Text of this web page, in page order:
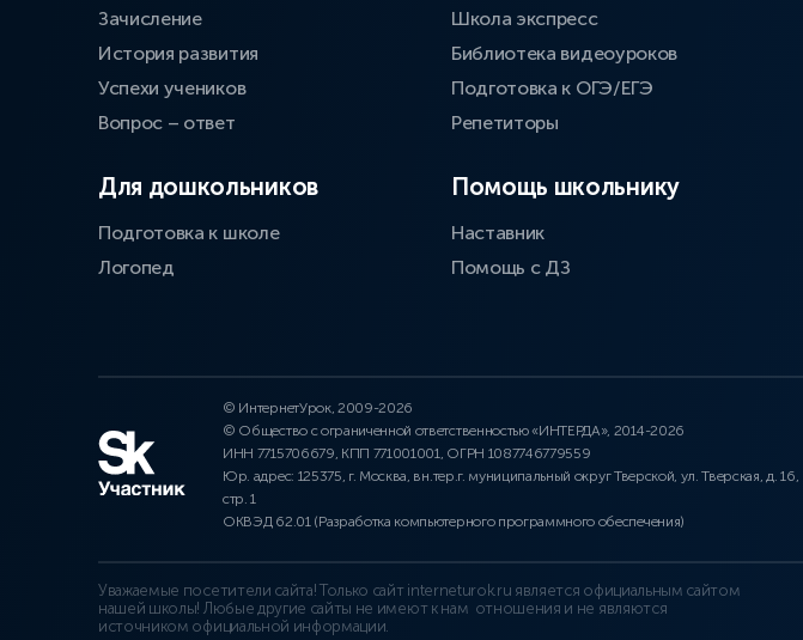
Зачисление
История развития
Успехи учеников
Вопрос – ответ
Для дошкольников
Подготовка к школе
Логопед
Школа экспресс
Библиотека видеоуроков
Подготовка к ОГЭ/ЕГЭ
Репетиторы
Помощь школьнику
Наставник
Помощь с ДЗ
© ИнтернетУрок, 2009-2026
© Общество с ограниченной ответственностью «ИНТЕРДА», 2014-2026
ИНН 7715706679, КПП 771001001, ОГРН 1087746779559
Юр. адрес: 125375, г. Москва, вн.тер.г. муниципальный округ Тверской, ул. Тверская, д. 16,
стр. 1
ОКВЭД 62.01 (Разработка компьютерного программного обеспечения)
Уважаемые посетители сайта! Только сайт interneturok.ru является официальным сайтом
нашей школы! Любые другие сайты не имеют к нам отношения и не являются
источником официальной информации.